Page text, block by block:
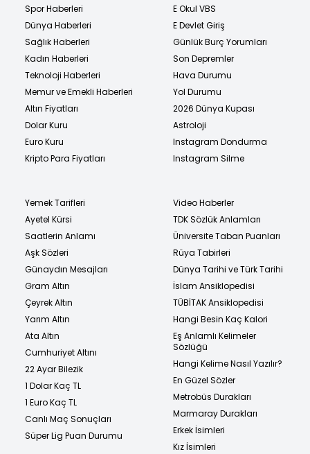
Spor Haberleri
Dünya Haberleri
Sağlık Haberleri
Kadın Haberleri
Teknoloji Haberleri
Memur ve Emekli Haberleri
Altın Fiyatları
Dolar Kuru
Euro Kuru
Kripto Para Fiyatları
E Okul VBS
E Devlet Giriş
Günlük Burç Yorumları
Son Depremler
Hava Durumu
Yol Durumu
2026 Dünya Kupası
Astroloji
Instagram Dondurma
Instagram Silme
Yemek Tarifleri
Ayetel Kürsi
Saatlerin Anlamı
Aşk Sözleri
Günaydın Mesajları
Gram Altın
Çeyrek Altın
Yarım Altın
Ata Altın
Cumhuriyet Altını
22 Ayar Bilezik
1 Dolar Kaç TL
1 Euro Kaç TL
Canlı Maç Sonuçları
Süper Lig Puan Durumu
Video Haberler
TDK Sözlük Anlamları
Üniversite Taban Puanları
Rüya Tabirleri
Dünya Tarihi ve Türk Tarihi
İslam Ansiklopedisi
TÜBİTAK Ansiklopedisi
Hangi Besin Kaç Kalori
Eş Anlamlı Kelimeler
Sözlüğü
Hangi Kelime Nasıl Yazılır?
En Güzel Sözler
Metrobüs Durakları
Marmaray Durakları
Erkek İsimleri
Kız İsimleri